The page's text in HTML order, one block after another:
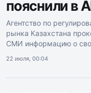
пояснили в
Агентство по
рынка Казахстана
СМИ информацию о
22 июля, 00:04